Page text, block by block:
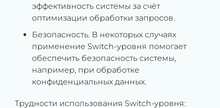
эффективность системы за счёт
оптимизации обработки запросов.
Безопасность. В некоторых случаях
применение Switch-уровня помогает
обеспечить безопасность системы,
например, при обработке
конфиденциальных данных.
Трудности использования Switch-уровня: